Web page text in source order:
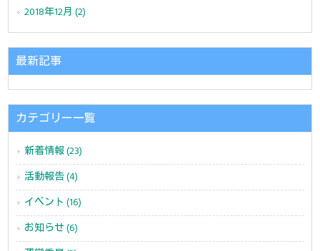
2018年12月 (2)
最新記事
カテゴリー一覧
新着情報 (23)
活動報告 (4)
イベント (16)
お知らせ (6)